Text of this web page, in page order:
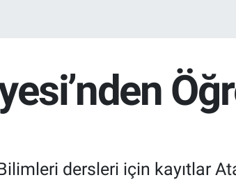
dersleri için kayıtlar